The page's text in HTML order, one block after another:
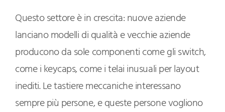
Questo settore è in crescita: nuove aziende
lanciano modelli di qualità e vecchie aziende
producono da sole componenti come gli switch,
come i keycaps, come i telai inusuali per layout
inediti. Le tastiere meccaniche interessano
sempre più persone, e queste persone vogliono